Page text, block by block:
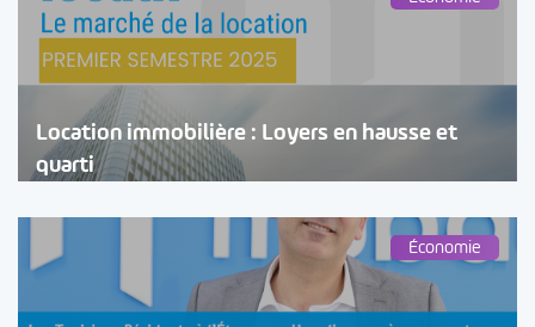
Location immobilière : Loyers en hausse et
quarti
Économie